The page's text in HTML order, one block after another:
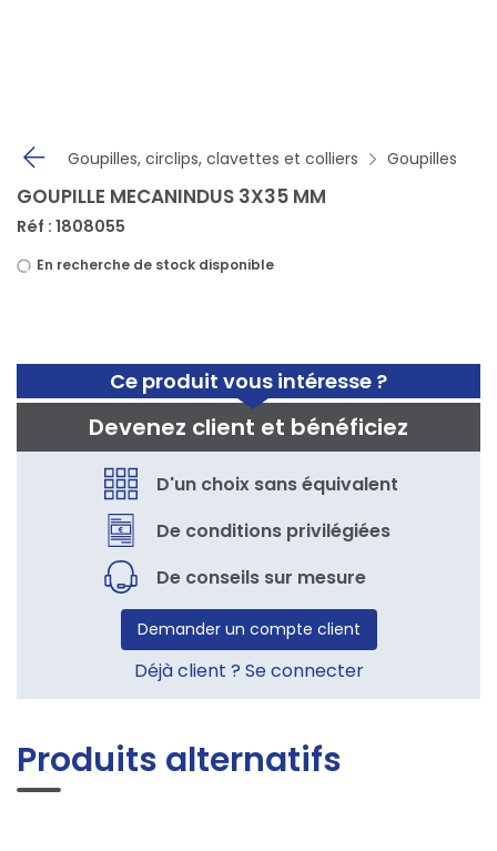
Goupilles, circlips, clavettes et colliers Goupilles
Ce produit vous intéresse ?
Devenez client et bénéficiez
D'un choix sans équivalent
De conditions privilégiées
De conseils sur mesure
Demander un compte client
Déjà client ? Se connecter
GOUPILLE MECANINDUS 3X35 MM
Réf : 1808055
En recherche de stock disponible
Produits alternatifs